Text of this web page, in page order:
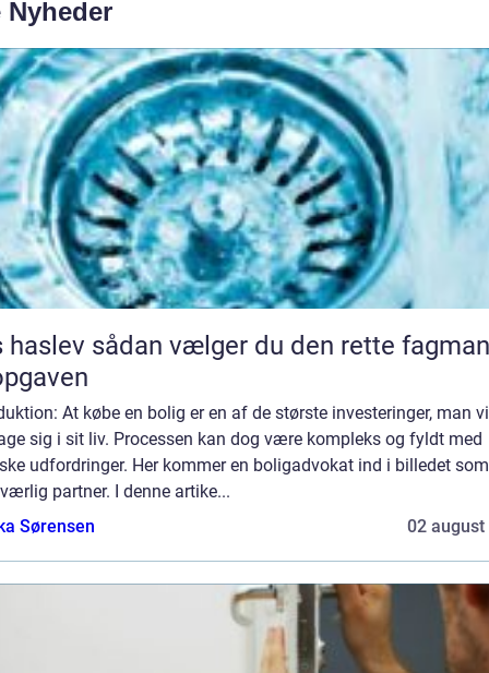
Nyheder
vælger du den rette fagmand
At købe en bolig er en af de største investeringer, man
sig i sit liv. Processen kan dog være kompleks og fyldt med
udfordringer. Her kommer en boligadvokat ind i billedet
partner. I denne artike...
Sørensen
02 august